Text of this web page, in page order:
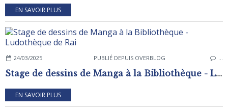
EN SAVOIR PLUS
24/03/2025 PUBLIÉ DEPUIS OVERBLOG
Stage de dessins de Manga à la Bibliothèque - Ludothèque de Rai
EN SAVOIR PLUS